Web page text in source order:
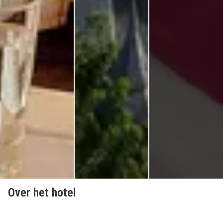
Over het hotel